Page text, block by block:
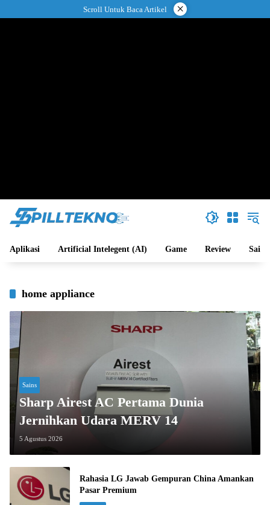
ke
Scroll Untuk Baca Artikel ×
Aplikasi Artificial Intelegent (AI) Game Review Sains
home appliance
Sains
Sharp Airest AC Pertama Dunia
Jernihkan Udara MERV 14
5 Agustus 2026
Rahasia LG Jawab Gempuran China Amankan
Pasar Premium